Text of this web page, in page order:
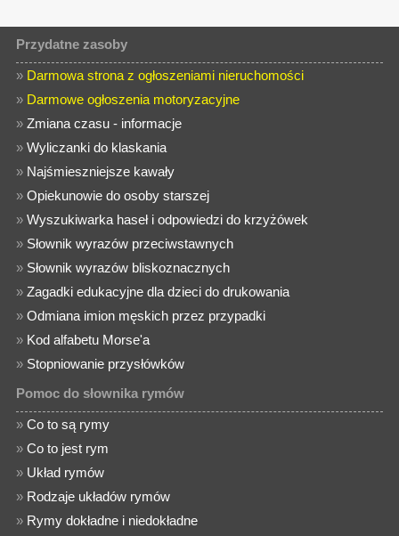
Przydatne zasoby
» Darmowa strona z ogłoszeniami nieruchomości
» Darmowe ogłoszenia motoryzacyjne
»Zmiana czasu - informacje
»Wyliczanki do klaskania
» Najśmieszniejsze kawały
»Opiekunowie do osoby starszej
»Wyszukiwarka haseł i odpowiedzi do krzyżówek
» Słownik wyrazów przeciwstawnych
» Słownik wyrazów bliskoznacznych
»Zagadki edukacyjne dla dzieci do drukowania
»Odmiana imion męskich przez przypadki
» Kod alfabetu Morse'a
» Stopniowanie przysłówków
Pomoc do słownika rymów
»Co to są rymy
»Co to jest rym
» Układ rymów
» Rodzaje układów rymów
» Rymy dokładne i niedokładne